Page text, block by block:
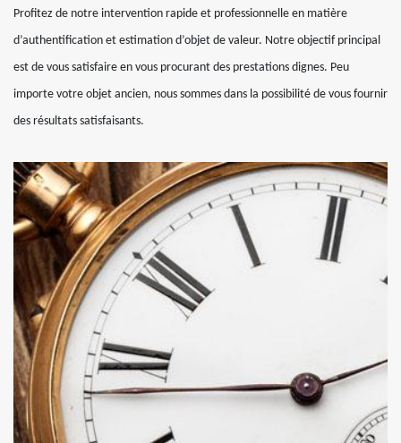
Profitez de notre intervention rapide et professionnelle en matière
d’authentification et estimation d’objet de valeur. Notre objectif principal
est de vous satisfaire en vous procurant des prestations dignes. Peu
importe votre objet ancien, nous sommes dans la possibilité de vous fournir
des résultats satisfaisants.